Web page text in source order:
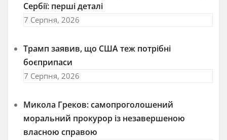
Сербії: перші деталі
7 Серпня, 2026
Трамп заявив, що США теж потрібні
боєприпаси
7 Серпня, 2026
Микола Греков: самопроголошений
моральний прокурор із незавершеною
власною справою